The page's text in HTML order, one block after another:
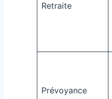
Retraite
Prévoyance